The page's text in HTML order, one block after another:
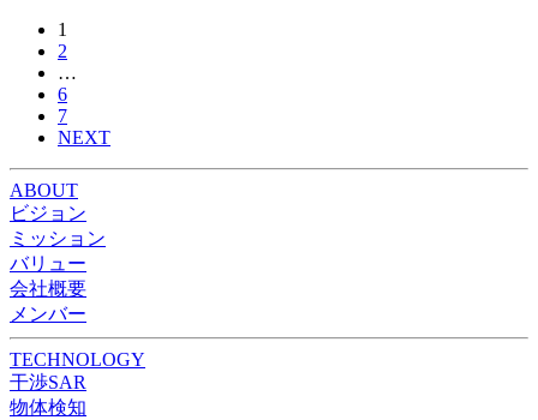
1
2
…
6
7
NEXT
ABOUT
ビジョン
ミッション
バリュー
会社概要
メンバー
TECHNOLOGY
干渉SAR
物体検知​​